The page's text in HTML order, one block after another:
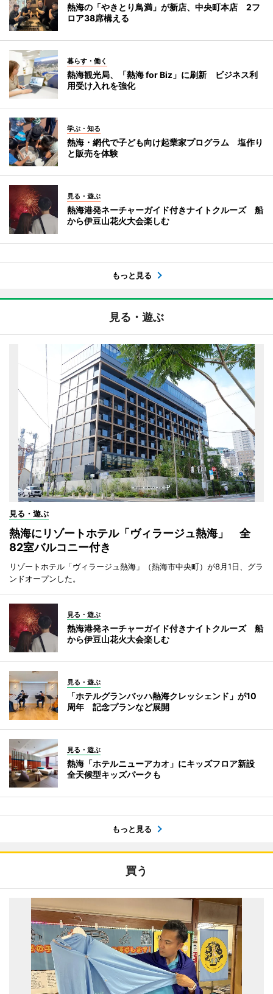
熱海の「やきとり鳥満」が新店、中央町本店 2フ
ロア38席構える
暮らす・働く
熱海観光局、「熱海 for Biz」に刷新 ビジネス利
用受け入れを強化
学ぶ・知る
熱海・網代で子ども向け起業家プログラム 塩作り
と販売を体験
見る・遊ぶ
熱海港発ネーチャーガイド付きナイトクルーズ 船
から伊豆山花火大会楽しむ
もっと見る
見る・遊ぶ
見る・遊ぶ
熱海にリゾートホテル「ヴィラージュ熱海」 全
82室バルコニー付き
リゾートホテル「ヴィラージュ熱海」（熱海市中央町）が8月1日、グラ
ンドオープンした。
見る・遊ぶ
熱海港発ネーチャーガイド付きナイトクルーズ 船
から伊豆山花火大会楽しむ
見る・遊ぶ
「ホテルグランバッハ熱海クレッシェンド」が10
周年 記念プランなど展開
見る・遊ぶ
熱海「ホテルニューアカオ」にキッズフロア新設
全天候型キッズパークも
もっと見る
買う